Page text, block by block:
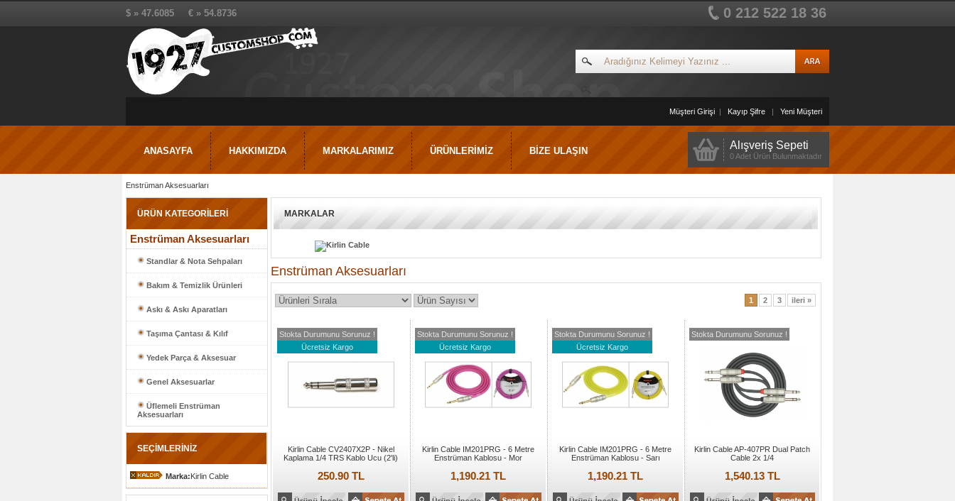
$ » 47.6085 € » 54.8736 0 212 522 18 36
Müşteri Girişi | Kayıp Şifre | Yeni Müşteri
ANASAYFA HAKKIMIZDA MARKALARIMIZ ÜRÜNLERİMİZ BİZE ULAŞIN Alışveriş Sepeti
0 Adet Ürün Bulunmaktadır
Enstrüman Aksesuarları
ÜRÜN KATEGORİLERİ
Enstrüman Aksesuarları
Standlar & Nota Sehpaları
Bakım & Temizlik Ürünleri
Askı & Askı Aparatları
Taşıma Çantası & Kılıf
Yedek Parça & Aksesuar
Genel Aksesuarlar
Üflemeli Enstrüman
Aksesuarları
SEÇİMLERİNİZ
Marka:Kirlin Cable
MARKALAR
Enstrüman Aksesuarları
1 2 3 ileri »
Stokta Durumunu Sorunuz !
Ücretsiz Kargo
Kirlin Cable CV2407X2P - Nikel
Kaplama 1/4 TRS Kablo Ucu (2'li)
250.90 TL
Stokta Durumunu Sorunuz !
Ücretsiz Kargo
Kirlin Cable IM201PRG - 6 Metre
Enstrüman Kablosu - Mor
1,190.21 TL
Stokta Durumunu Sorunuz !
Ücretsiz Kargo
Kirlin Cable IM201PRG - 6 Metre
Enstrüman Kablosu - Sarı
1,190.21 TL
Stokta Durumunu Sorunuz !
Kirlin Cable AP-407PR Dual Patch
Cable 2x 1/4
1,540.13 TL